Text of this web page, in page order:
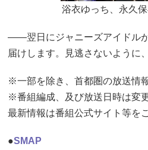
浴衣ゆっち、永久
――翌日にジャニーズアイドル
届けします。見逃さないように
※一部を除き、首都圏の放送情
※番組編成、及び放送日時は変
最新情報は番組公式サイト等を
●SMAP